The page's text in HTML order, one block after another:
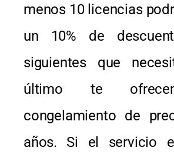
menos 10 licencias
un 10% de
siguientes que
último te
congelamiento de
años. Si el servicio